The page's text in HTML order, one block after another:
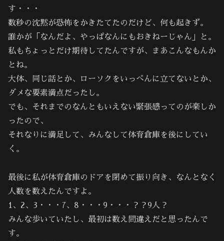
す・・・
数秒の沈黙が恐怖をかきたてたのだけど、何も起きず。
誰かが「なんだよ、やっぱなんにもおきねーじゃん」と。
私もちょっとだけ期待してたんですが、まあこんなもんか
とね。
大体、同じ話とか、ローソクをいっぺんに立てないとか、
ダメな要素満点だったし。
でも、それまでのなんともいえない緊張感ってのが楽しか
ったので、
それなりに満足して、みんなして体育倉庫を後にしてい
く。
最後に私が体育倉庫のドアを閉めて振り向き、なんとなく
人数を数えたんですよ。
1、2、3・・・7、8・・・9・・・？？9人？
みんな歩いていたし、最初は数え間違えだと思ったんで
す。